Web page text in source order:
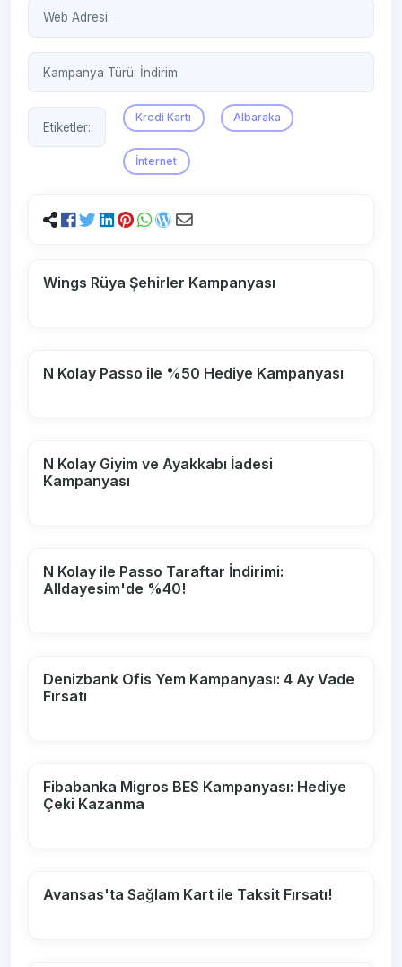
Web Adresi:
Kampanya Türü: İndirim
Etiketler:
Kredi Kartı Albaraka
İnternet
Wings Rüya Şehirler Kampanyası
N Kolay Passo ile %50 Hediye Kampanyası
N Kolay Giyim ve Ayakkabı İadesi
Kampanyası
N Kolay ile Passo Taraftar İndirimi:
Alldayesim'de %40!
Denizbank Ofis Yem Kampanyası: 4 Ay Vade
Fırsatı
Fibabanka Migros BES Kampanyası: Hediye
Çeki Kazanma
Avansas'ta Sağlam Kart ile Taksit Fırsatı!